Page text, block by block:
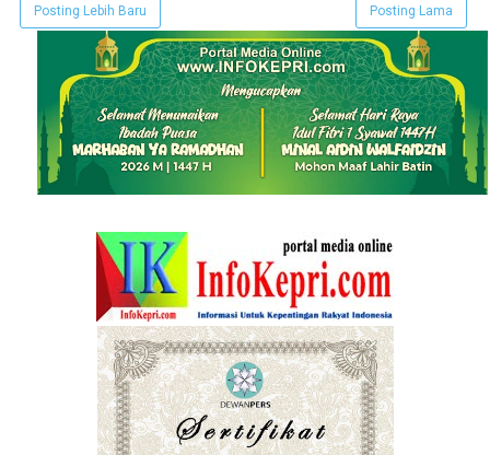
Posting Lebih Baru Posting Lama